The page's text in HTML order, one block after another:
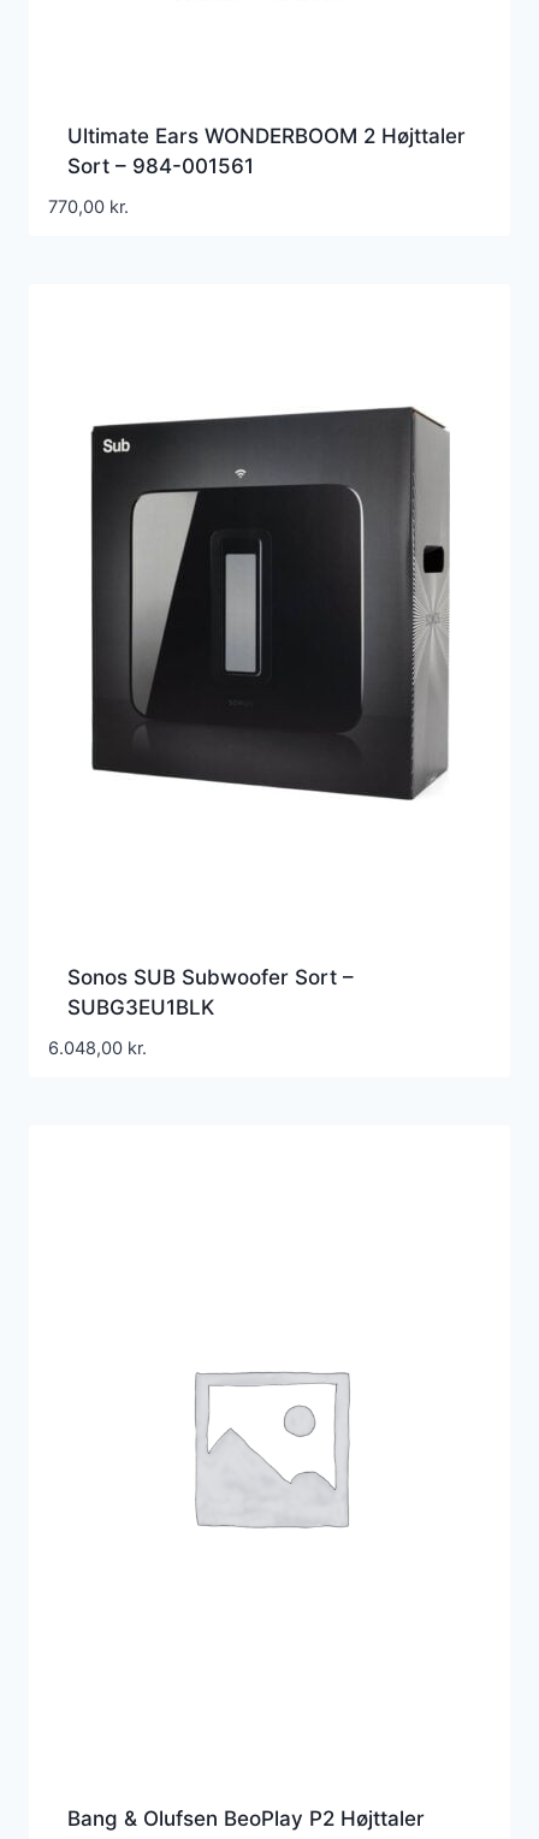
Ultimate Ears WONDERBOOM 2 Højttaler
Sort – 984-001561
770,00 kr.
Sonos SUB Subwoofer Sort –
SUBG3EU1BLK
6.048,00 kr.
Bang & Olufsen BeoPlay P2 Højttaler